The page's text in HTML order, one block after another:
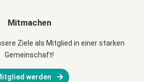
Mitmachen
Ziele als Mitglied in einer starken
Gemeinschaft!
werden